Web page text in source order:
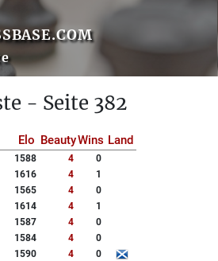
- Seite 382
Elo BeautyWins Land
1588 4
0
1616 4
1
1565 4
0
1614 4
1
1587 4
0
1584 4
0
1590 4
0